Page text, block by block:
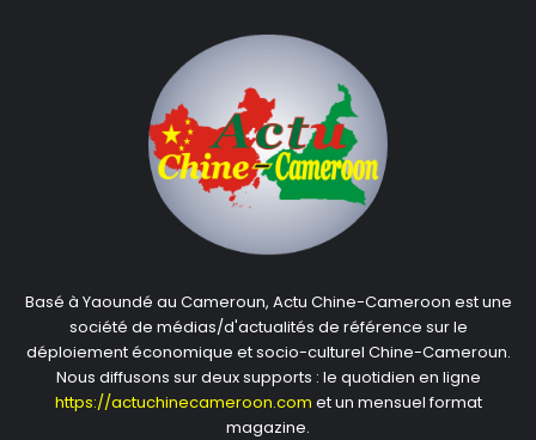
Basé à Yaoundé au Cameroun, Actu Chine-Cameroon est une
société de médias/d'actualités de référence sur le
déploiement économique et socio-culturel Chine-Cameroun.
Nous diffusons sur deux supports : le quotidien en ligne
https://actuchinecameroon.com et un mensuel format
magazine.